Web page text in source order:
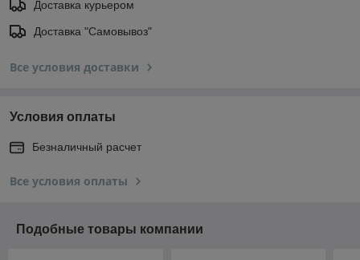
Доставка курьером
Доставка "Самовывоз"
Все условия доставки
Условия оплаты
Безналичный расчет
Все условия оплаты
Подобные товары компании